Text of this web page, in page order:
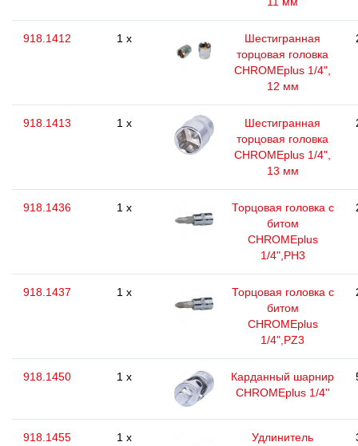
918.1412 1 x
Шестигранная
торцовая головка
CHROMEplus 1/4",
12 мм
918.1413 1 x
Шестигранная
торцовая головка
CHROMEplus 1/4",
13 мм
918.1436 1 x
Торцовая головка с
битом
CHROMEplus
1/4",РН3
918.1437 1 x
Торцовая головка с
битом
CHROMEplus
1/4",РZ3
918.1450 1 x
Карданный шарнир
CHROMEplus 1/4''
918.1455 1 x
Удлинитель